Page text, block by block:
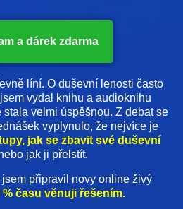
a dárek zdarma
líní. O duševní lenosti často
vydal knihu a audioknihu
stala velmi úspěšnou. Z debat se
vyplynulo, že nejvíce je
jak se zbavit své duševní
jak ji přelstít.
připravil novy online živý
% času věnuji řešením.